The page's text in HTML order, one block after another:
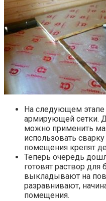
На следующем
армирующей сетки.
можно применить
использовать
помещения крепят
Теперь очередь
готовят раствор для
выкладывают на
разравнивают,
помещения.